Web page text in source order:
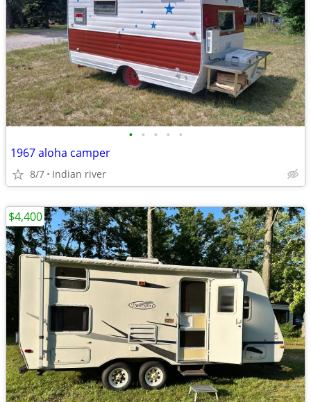
• • • • •
1967 aloha camper
8/7 Indian river
$4,400